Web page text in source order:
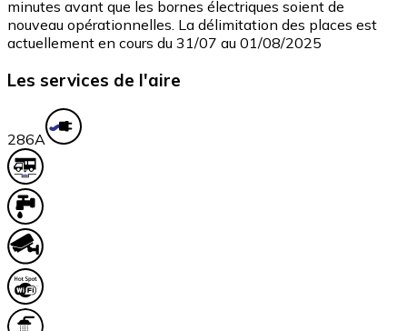
minutes avant que les bornes électriques soient de
nouveau opérationnelles. La délimitation des places est
actuellement en cours du 31/07 au 01/08/2025
Les services de l'aire
286A